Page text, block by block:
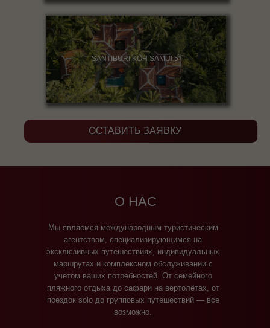
ОСТАВИТЬ ЗАЯВКУ
SANTIBURI KOH SAMUI 5*
О НАС
Мы являемся международным туристическим
агентством, специализирующимся на
эксклюзивных путешествиях, индивидуальных
маршрутах и комплексном обслуживании с
учетом ваших потребностей. От семейного
пляжного отдыха до сафари на вертолётах, от
поездок solo до групповых путешествий — все
возможно.